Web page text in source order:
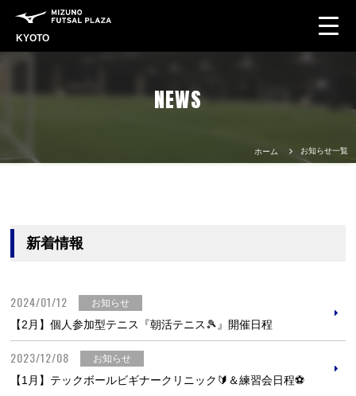
KYOTO
NEWS
ホーム お知らせ一覧
新着情報
2024/01/12 お知らせ
【2月】個人参加型テニス『朝活テニス🎾』開催日程
2023/12/08 お知らせ
【1月】テックボールビギナークリニック🔰＆練習会日程⚽